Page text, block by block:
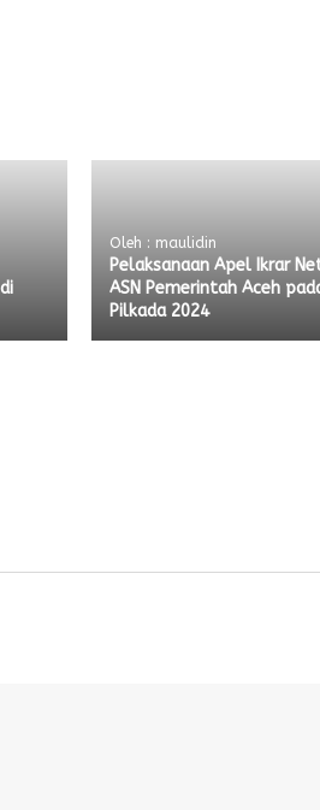
Oleh : maulidin
Pelaksanaan Apel Ikrar
ASN Pemerintah Aceh
Pilkada 2024